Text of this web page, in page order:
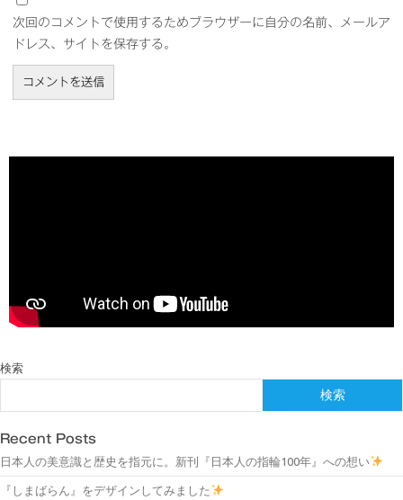
次回のコメントで使用するためブラウザーに自分の名前、メールア
ドレス、サイトを保存する。
検索
検索
Recent Posts
日本人の美意識と歴史を指元に。新刊『日本人の指輪100年』への想い
『しまばらん』をデザインしてみました